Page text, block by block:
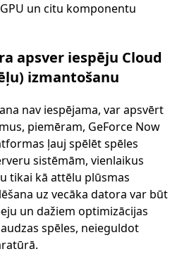
un citu komponentu
apsver iespēju Cloud
izmantošanu
nav iespējama, var apsvērt
piemēram, GeForce Now
ļauj spēlēt spēles
sistēmām, vienlaikus
tikai kā attēlu plūsmas
uz vecāka datora var būt
un dažiem optimizācijas
spēles, neieguldot